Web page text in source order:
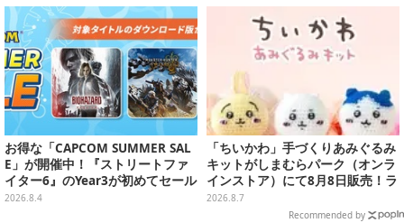
お得な「CAPCOM SUMMER SAL
E」が開催中！『ストリートファ
イター6』のYear3が初めてセール
対象に
2026.8.4
「ちいかわ」手づくりあみぐるみ
キットがしまむらパーク（オンラ
インストア）にて8月8日販売！ラ
インナップ全3種、初心者向きの
編み方で作れちゃう
2026.8.7
Recommended by